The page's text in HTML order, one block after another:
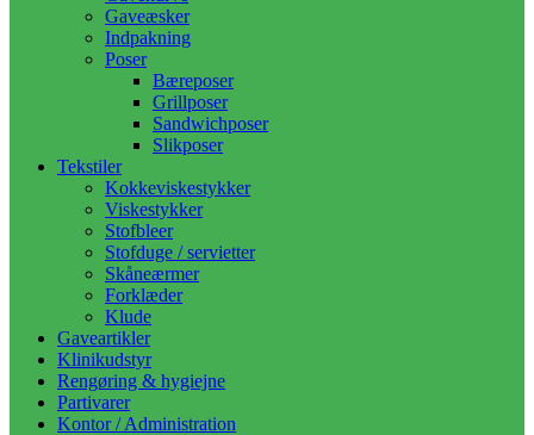
Gaveæsker
Indpakning
Poser
Bæreposer
Grillposer
Sandwichposer
Slikposer
Tekstiler
Kokkeviskestykker
Viskestykker
Stofbleer
Stofduge / servietter
Skåneærmer
Forklæder
Klude
Gaveartikler
Klinikudstyr
Rengøring & hygiejne
Partivarer
Kontor / Administration